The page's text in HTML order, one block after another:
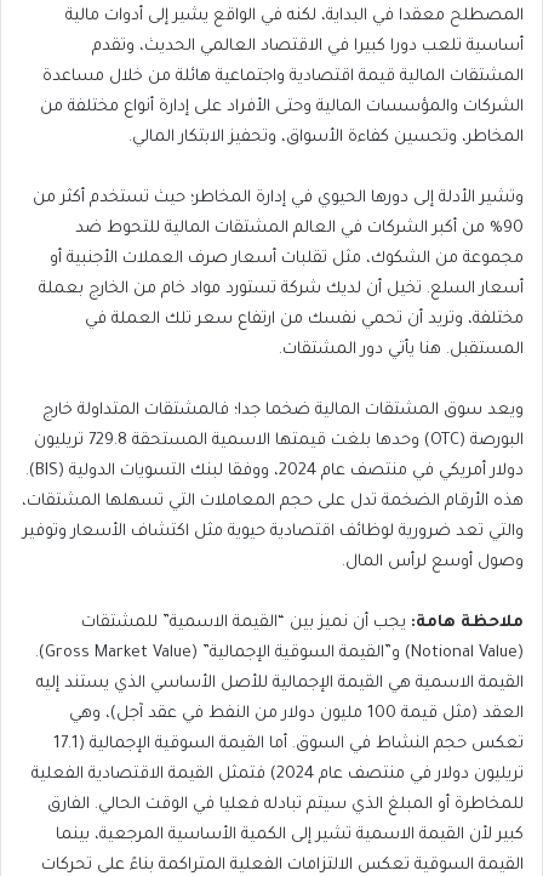
المصطلح معقدا في البداية، لكنه في الواقع يشير إلى أدوات مالية
أساسية تلعب دورا كبيرا في الاقتصاد العالمي الحديث، وتقدم
المشتقات المالية قيمة اقتصادية واجتماعية هائلة من خلال مساعدة
الشركات والمؤسسات المالية وحتى الأفراد على إدارة أنواع مختلفة من
المخاطر، وتحسين كفاءة الأسواق، وتحفيز الابتكار المالي.
وتشير الأدلة إلى دورها الحيوي في إدارة المخاطر؛ حيث تستخدم أكثر من
90% من أكبر الشركات في العالم المشتقات المالية للتحوط ضد
مجموعة من الشكوك، مثل تقلبات أسعار صرف العملات الأجنبية أو
أسعار السلع. تخيل أن لديك شركة تستورد مواد خام من الخارج بعملة
مختلفة، وتريد أن تحمي نفسك من ارتفاع سعر تلك العملة في
المستقبل. هنا يأتي دور المشتقات.
ويعد سوق المشتقات المالية ضخما جدا؛ فالمشتقات المتداولة خارج
البورصة (OTC) وحدها بلغت قيمتها الاسمية المستحقة 729.8 تريليون
دولار أمريكي في منتصف عام 2024، ووفقا لبنك التسويات الدولية (BIS).
هذه الأرقام الضخمة تدل على حجم المعاملات التي تسهلها المشتقات،
والتي تعد ضرورية لوظائف اقتصادية حيوية مثل اكتشاف الأسعار وتوفير
وصول أوسع لرأس المال.
ملاحظة هامة: يجب أن نميز بين “القيمة الاسمية” للمشتقات
(Notional Value) و”القيمة السوقية الإجمالية” (Gross Market Value).
القيمة الاسمية هي القيمة الإجمالية للأصل الأساسي الذي يستند إليه
العقد (مثل قيمة 100 مليون دولار من النفط في عقد آجل)، وهي
تعكس حجم النشاط في السوق. أما القيمة السوقية الإجمالية (17.1
تريليون دولار في منتصف عام 2024) فتمثل القيمة الاقتصادية الفعلية
للمخاطرة أو المبلغ الذي سيتم تبادله فعليا في الوقت الحالي. الفارق
كبير لأن القيمة الاسمية تشير إلى الكمية الأساسية المرجعية، بينما
القيمة السوقية تعكس الالتزامات الفعلية المتراكمة بناءً على تحركات